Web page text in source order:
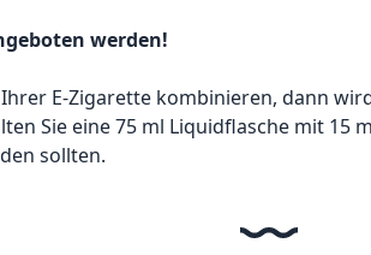
werden!
E-Zigarette kombinieren, dann
Sie eine 75 ml Liquidflasche mit 15
sollten.